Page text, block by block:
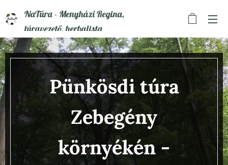
NaTúra - Menyházi Regina,
túravezető, herbalista
Pünkösdi túra
Zebegény
környékén -